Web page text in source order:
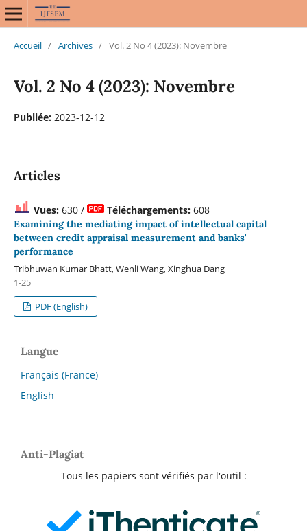
Accueil / Archives / Vol. 2 No 4 (2023): Novembre
Vol. 2 No 4 (2023): Novembre
Publiée: 2023-12-12
Articles
Vues:630 / Téléchargements:608
Examining the mediating impact of intellectual capital
between credit appraisal measurement and banks'
performance
Tribhuwan Kumar Bhatt, Wenli Wang, Xinghua Dang
1-25
PDF (English)
Langue
Français (France)
English
Anti-Plagiat
Tous les papiers sont vérifiés par l'outil :